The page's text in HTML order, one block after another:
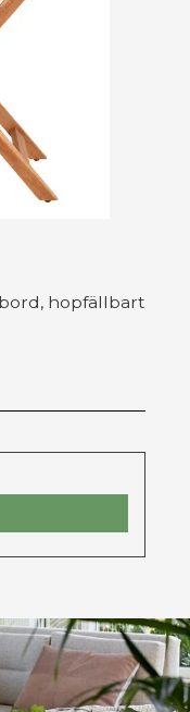
hopfällbart